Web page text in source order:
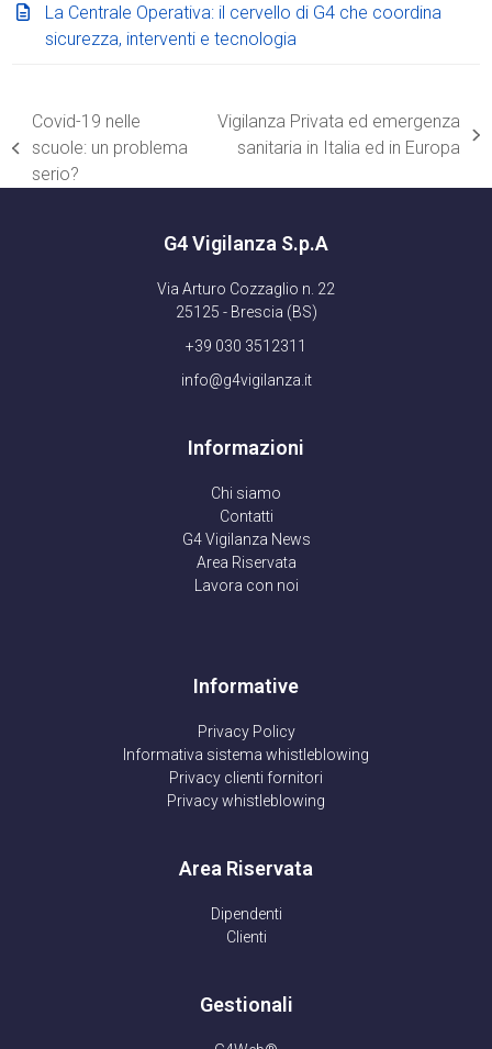
La Centrale Operativa: il cervello di G4 che coordina
sicurezza, interventi e tecnologia
post
precedente:
Covid-19 nelle
scuole: un problema
serio?
articolo
Vigilanza Privata ed emergenza
sanitaria in Italia ed in Europa
G4 Vigilanza S.p.A
Via Arturo Cozzaglio n. 22
25125 - Brescia (BS)
+39 030 3512311
info@g4vigilanza.it
Informazioni
Chi siamo
Contatti
G4 Vigilanza News
Area Riservata
Lavora con noi
Informative
Privacy Policy
Informativa sistema whistleblowing
Privacy clienti fornitori
Privacy whistleblowing
Area Riservata
Dipendenti
Clienti
Gestionali